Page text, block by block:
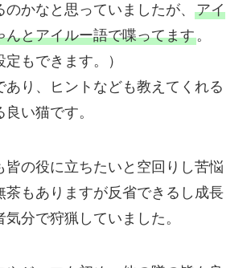
かなと思っていましたが、 アイ
んとアイルー語で喋ってます。
定もできます。）
あり、ヒントなども教えてくれる
い猫です。
皆の役に立ちたいと空回りし苦悩
茶もありますが反省できるし成長
分で狩猟していました。